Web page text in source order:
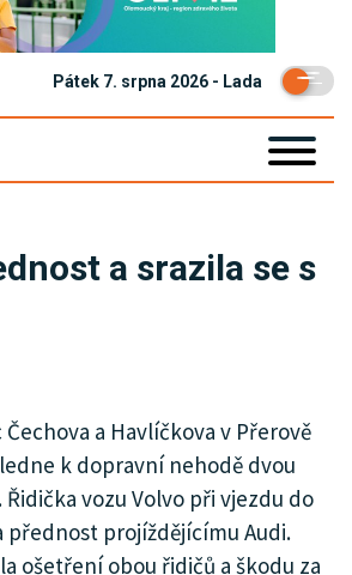
Pátek 7. srpna 2026 - Lada
a srazila se s
a Havlíčkova v Přerově
k dopravní nehodě dvou
vozu Volvo při vjezdu do
přednost projíždějícímu Audi.
ošetření obou řidičů a škodu za